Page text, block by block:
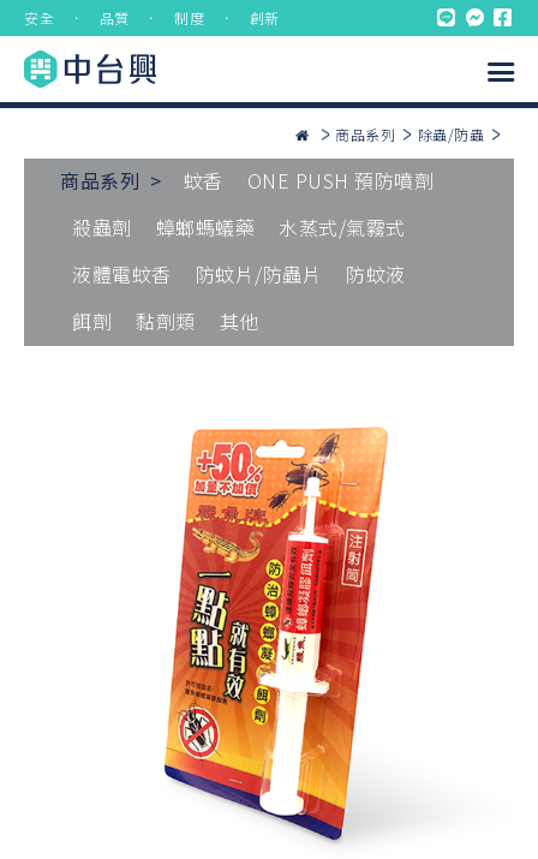
安全 ． 品質 ． 制度 ． 創新
商品系列 除蟲/防蟲
商品系列 > 蚊香
ONE PUSH 預防噴劑
殺蟲劑
蟑螂螞蟻藥
水蒸式/氣霧式
液體電蚊香
防蚊片/防蟲片
防蚊液
餌劑
黏劑類 其他